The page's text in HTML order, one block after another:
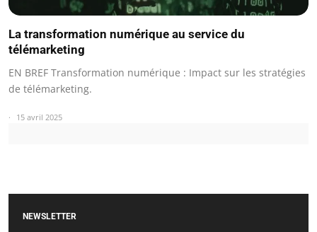
La transformation numérique au service du
télémarketing
EN BREF Transformation numérique : Impact sur les stratégies
de télémarketing.
15 avril 2025
NEWSLETTER